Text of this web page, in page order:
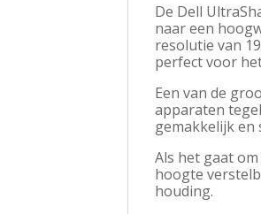
De Dell
naar een
resolutie van
perfect voor
Een van de
apparaten
gemakkelijk en
Als het gaat
hoogte
houding.